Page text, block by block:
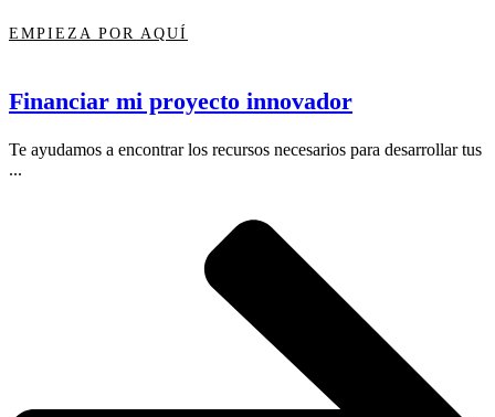
EMPIEZA POR AQUÍ
Financiar mi proyecto innovador
Te ayudamos a encontrar los recursos necesarios para desarrollar tus
...